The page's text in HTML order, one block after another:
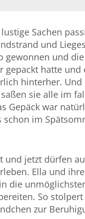
Sachen
und
und
gepackt hatte
hinterher.
sie alle im
Gepäck war
schon im
und jetzt dürfen
Ella und
die
So
zur